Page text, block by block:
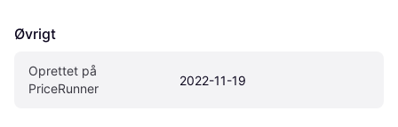
Øvrigt
Oprettet på
PriceRunner
2022-11-19